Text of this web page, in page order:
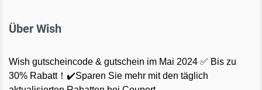
Über Wish
Wish gutscheincode & gutschein im Mai 2024 ✅ Bis zu
30% Rabatt！✔️Sparen Sie mehr mit den täglich